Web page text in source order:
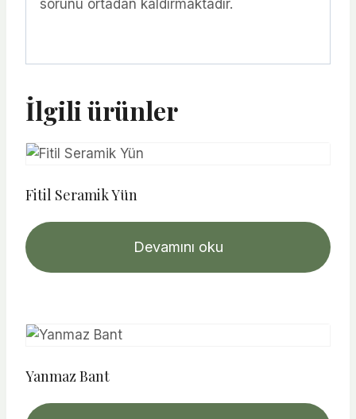
sorunu ortadan kaldırmaktadır.
İlgili ürünler
Fitil Seramik Yün
Devamını oku
Yanmaz Bant